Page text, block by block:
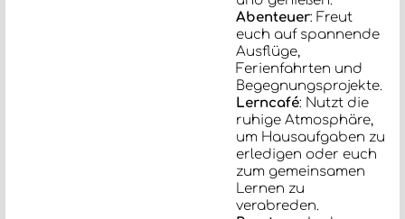
Abenteuer: Freut
euch auf spannende
Ausflüge,
Ferienfahrten und
Begegnungsprojekte.
Lerncafé: Nutzt die
ruhige Atmosphäre,
um Hausaufgaben zu
erledigen oder euch
zum gemeinsamen
Lernen zu
verabreden.